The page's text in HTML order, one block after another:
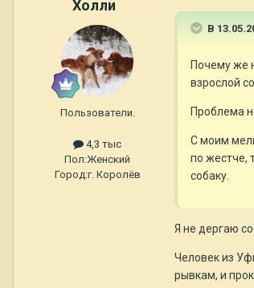
Холли
Пользователи.
4,3 тыс
Пол:Женский
Город:г. Королёв
В
Почему же
взрослой
Проблема
С моим
по жестче,
собаку.
Я не дергаю
Человек из
рывкам, и